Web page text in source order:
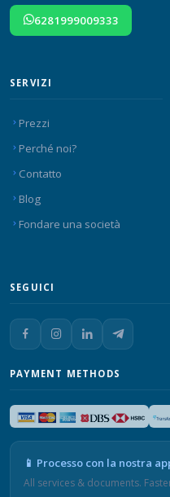
6281999009333
SERVIZI
Prezzi
Perché noi?
Contatto
Blog
Fondare una società
SEGUICI
PAYMENT METHODS
📱 Processo con la nostra
All services & documents.